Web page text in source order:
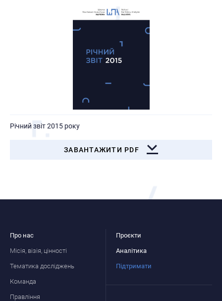
Річний звіт 2015 року
ЗАВАНТАЖИТИ PDF
Про нас
Місія, візія, цінності
Тематика досліджень
Команда
Правління
Проєкти
Аналітика
Підтримати